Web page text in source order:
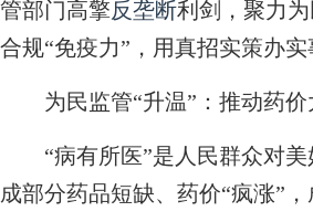
管部门高擎反垄断利剑，聚力
合规“免疫力”，用真招实策办
为民监管“升温”：推动药
“病有所医”是人民群众对美
成部分药品短缺、药价“疯涨”